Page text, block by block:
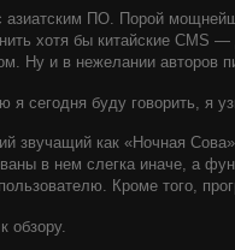
азиатским ПО. Порой
хотя бы китайские CMS
Ну и в нежелании авторов
я сегодня буду говорить, я
звучащий как «Ночная
в нем слегка иначе, а
Кроме того,
обзору.